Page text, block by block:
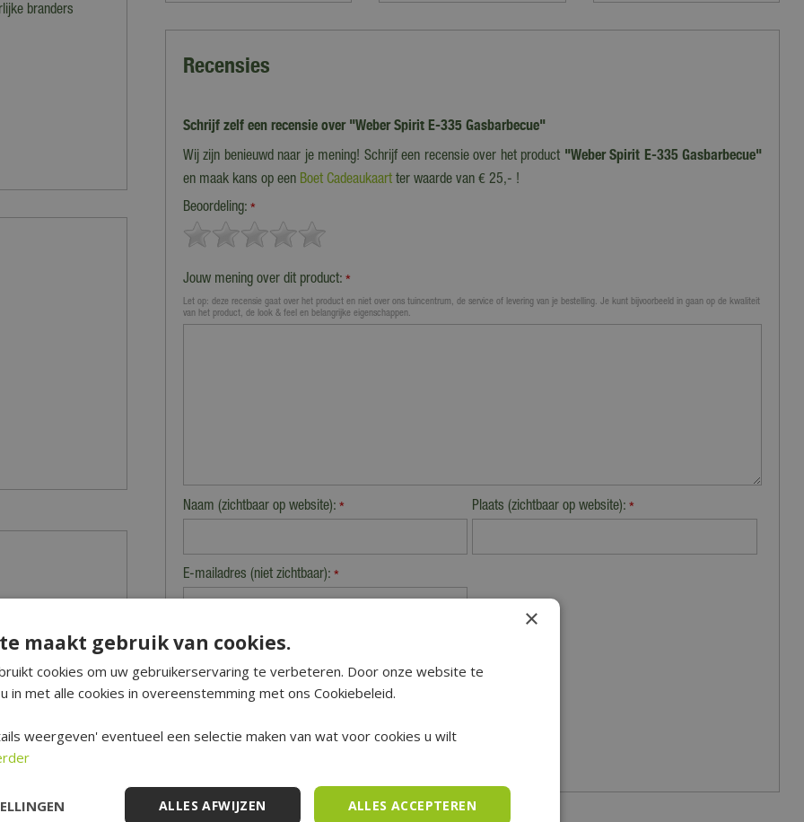
branders
worden verzonden
te leveren. Je
bezorgdienst.
als pakketpost
2-4 werkdagen te
bedrijf.
boven de
Recensies
Schrijf zelf een recensie over "Weber Spirit E-335 Gasbarbecue"
Wij zijn benieuwd naar je mening! Schrijf een recensie over het product "Weber Spirit E-335 Gasbarbecue"
en maak kans op een Boet Cadeaukaartter waarde van € 25,- !
Beoordeling: *
Jouw mening over dit product: *
Let op: deze recensie gaat over het product en niet over ons tuincentrum, de service of levering van je bestelling. Je kunt bijvoorbeeld in gaan op de kwaliteit
van het product, de look & feel en belangrijke eigenschappen.
Naam (zichtbaar op website): * Plaats (zichtbaar op website):*
E-mailadres (niet zichtbaar): *
Beveiligingscontrole:
×
maakt gebruik van cookies.
cookies om uw gebruikerservaring te verbeteren. Door onze website te
in met alle cookies in overeenstemming met ons Cookiebeleid.
weergeven' eventueel een selectie maken van wat voor cookies u wilt
ALLES ACCEPTEREN
ALLES AFWIJZEN